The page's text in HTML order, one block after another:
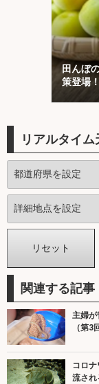
田んぼ
策登場
梅」が
リアルタイ
関連する記事
主婦
（第3
コロ
流され